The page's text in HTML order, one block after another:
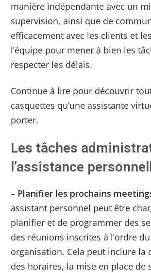
manière indépendante avec un
supervision, ainsi que de
efficacement avec les clients et
l’équipe pour mener à bien les
respecter les délais.
Continue à lire pour découvrir
casquettes qu’une assistante
porter.
Les tâches
l’assistance
– Planifier les prochains
assistant personnel peut être
planifier et de programmer des
des réunions inscrites à l’ordre
organisation. Cela peut inclure la
des horaires, la mise en place de